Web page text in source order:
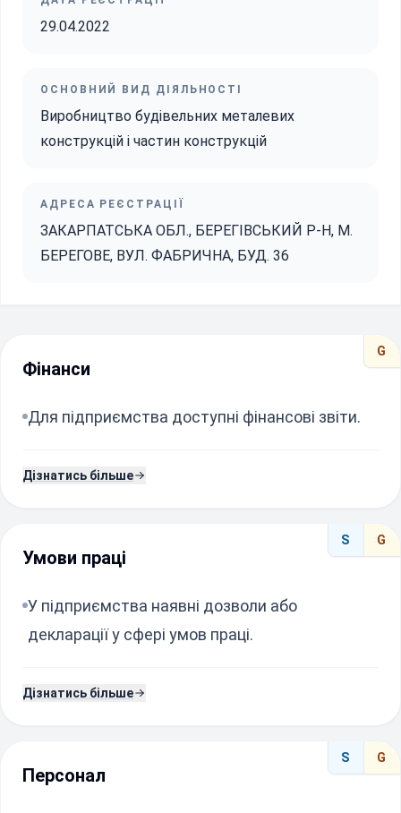
29.04.2022
ОСНОВНИЙ ВИД ДІЯЛЬНОСТІ
Виробництво будівельних металевих
конструкцій і частин конструкцій
АДРЕСА РЕЄСТРАЦІЇ
ЗАКАРПАТСЬКА ОБЛ., БЕРЕГІВСЬКИЙ Р-Н, М.
БЕРЕГОВЕ, ВУЛ. ФАБРИЧНА, БУД. 36
G
Фінанси
Для підприємства доступні фінансові звіти.
Дізнатись більше
S G
Умови праці
У підприємства наявні дозволи або
декларації у сфері умов праці.
Дізнатись більше
S G
Персонал